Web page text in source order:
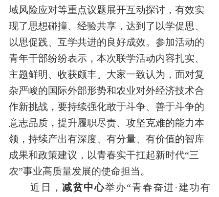
域风险应对等重点议题展开互动探讨，有效实
现了思想碰撞、经验共享，达到了以学促思、
以思促践、互学共进的良好成效。参加活动的
青年干部纷纷表示，本次联学活动内容扎实、
主题鲜明、收获颇丰。大家一致认为，面对复
杂严峻的国际外部形势和农业对外经济技术合
作新挑战，要持续强化敢于斗争、善于斗争的
意志品质，提升履职尽责、攻坚克难的能力本
领，持续产出有深度、有分量、有价值的智库
成果和政策建议，以青春实干扛起新时代“三
农”事业高质量发展的使命担当。
近日，减贫中心举办“青春奋进·建功有